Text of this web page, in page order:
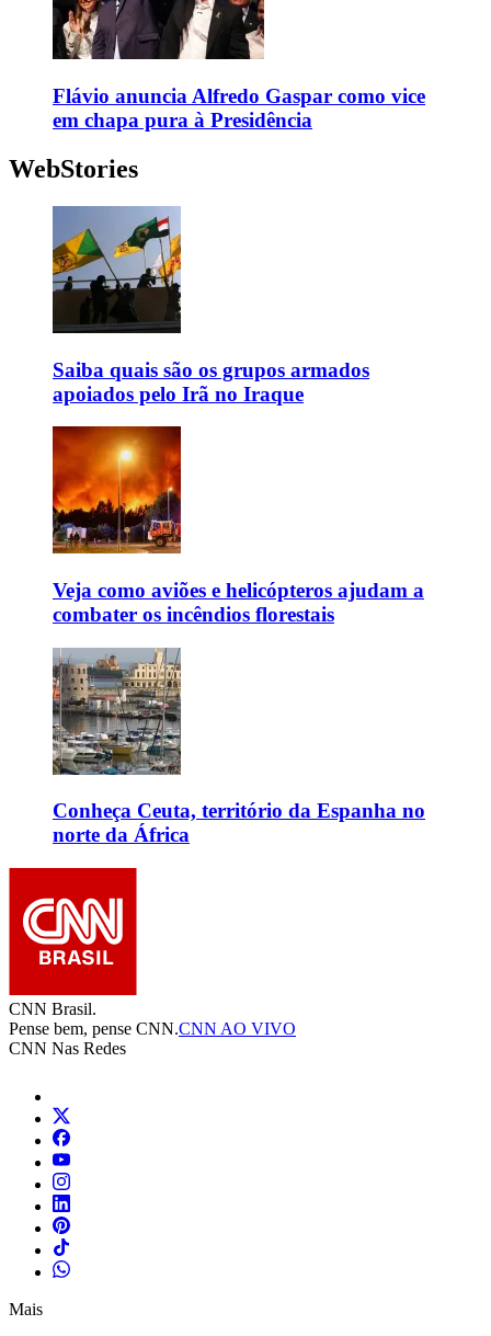
Flávio anuncia Alfredo Gaspar como vice
em chapa pura à Presidência
WebStories
Saiba quais são os grupos armados
apoiados pelo Irã no Iraque
Veja como aviões e helicópteros ajudam a
combater os incêndios florestais
Conheça Ceuta, território da Espanha no
norte da África
CNN Brasil.
Pense bem, pense CNN.CNN AO VIVO
CNN Nas Redes
Mais